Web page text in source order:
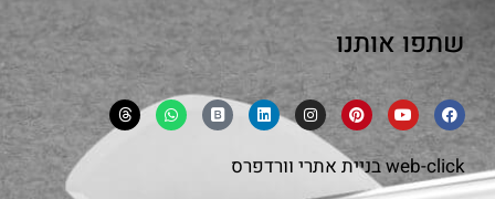
שתפו אותנו
web-clickבניית אתרי וורדפרס